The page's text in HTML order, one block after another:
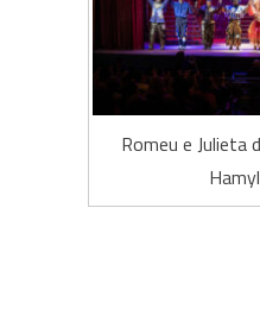
Romeu e Julieta